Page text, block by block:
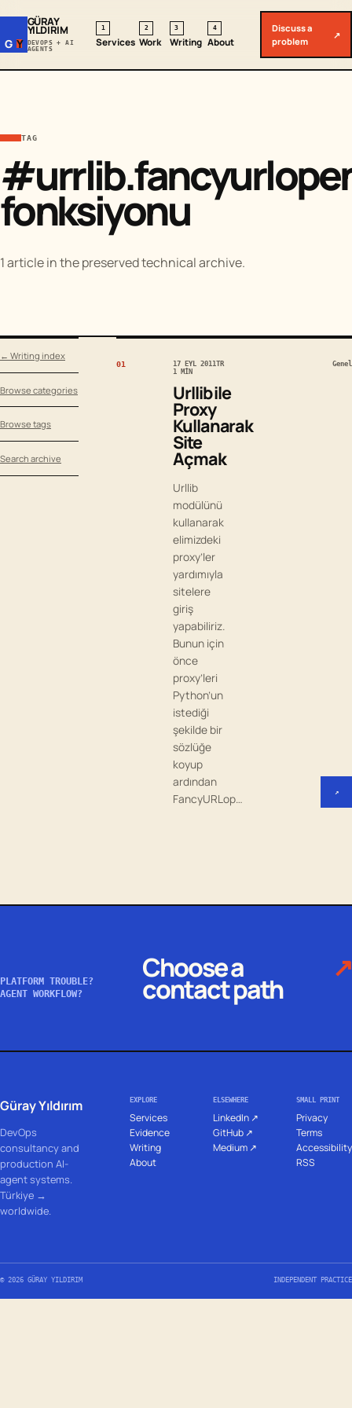
G Y
GÜRAY
YILDIRIM
DEVOPS + AI
AGENTS
1
Services
2
Work
3
Writing
4
About
Discuss a
problem
↗
TAG
fonksiyonu
1 article in the preserved technical archive.
← Writing index
Browse categories
Browse tags
Search archive
01 17 EYL 2011TR
1 MIN
Urllib ile
Proxy
Kullanarak
Site
Açmak
Urllib
modülünü
kullanarak
elimizdeki
proxy’ler
yardımıyla
sitelere
giriş
yapabiliriz.
Bunun için
önce
proxy’leri
Python’un
istediği
şekilde bir
sözlüğe
koyup
ardından
FancyURLop…
Genel
↗
PLATFORM TROUBLE?
AGENT WORKFLOW?
Choose a
contact path
↗
Güray Yıldırım
DevOps
consultancy and
production AI-
agent systems.
Türkiye →
worldwide.
EXPLORE
Services
Evidence
Writing
About
ELSEWHERE
LinkedIn ↗
GitHub ↗
Medium ↗
SMALL PRINT
Privacy
Terms
Accessibility
RSS
© 2026 GÜRAY YILDIRIM INDEPENDENT PRACTICE